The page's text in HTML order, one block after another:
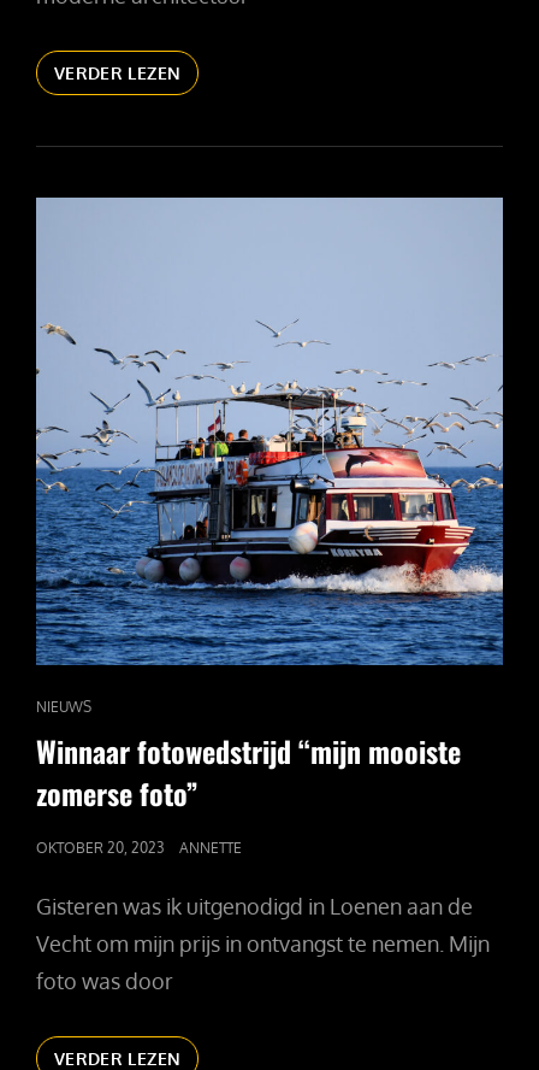
VERDER LEZEN CIUTAT
DE
ARTS
LES
FUTURISTISCHE
ARCHITECTUUR
CAT
LINKS
NIEUWS
Winnaar fotowedstrijd “mijn mooiste
zomerse foto”
GEPUBLICEERD
OKTOBER 20, 2023 ANNETTE
Gisteren was ik uitgenodigd in Loenen aan de
Vecht om mijn prijs in ontvangst te nemen. Mijn
foto was door
VERDER LEZEN WINNAAR